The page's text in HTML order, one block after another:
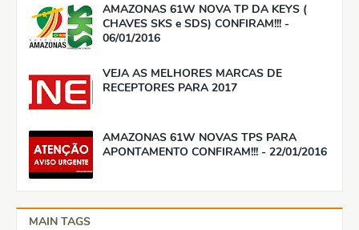
AMAZONAS 61W NOVA TP DA KEYS (
CHAVES SKS e SDS) CONFIRAM!!! -
06/01/2016
VEJA AS MELHORES MARCAS DE
RECEPTORES PARA 2017
AMAZONAS 61W NOVAS TPS PARA
APONTAMENTO CONFIRAM!!! - 22/01/2016
MAIN TAGS